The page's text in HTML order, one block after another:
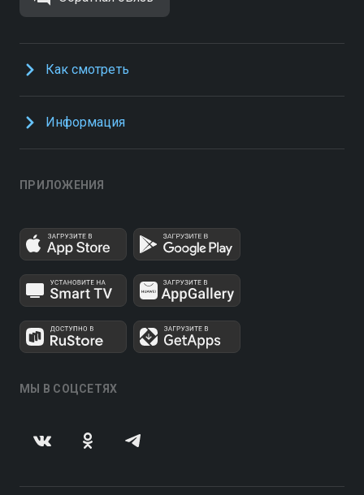
Как смотреть
Информация
ПРИЛОЖЕНИЯ
МЫ В СОЦСЕТЯХ